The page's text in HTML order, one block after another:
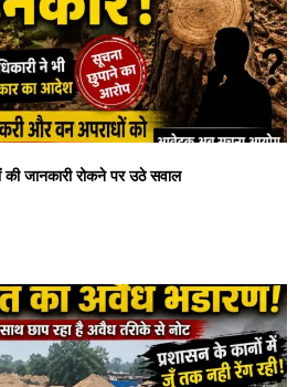
की जानकारी रोकने पर उठे सवाल